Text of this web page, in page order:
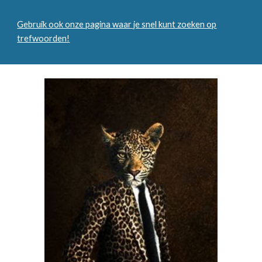
Gebruik ook onze pagina waar je snel kunt zoeken op
trefwoorden!